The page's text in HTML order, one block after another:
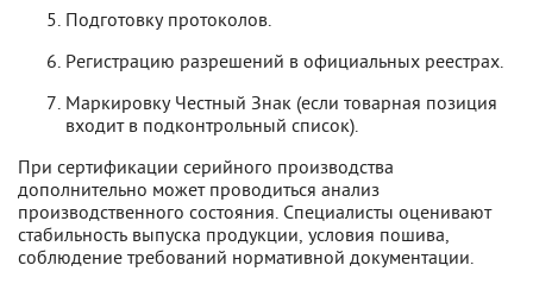
Подготовку протоколов.
Регистрацию разрешений в официальных реестрах.
Маркировку Честный Знак (если товарная позиция
входит в подконтрольный список).
При сертификации серийного производства
дополнительно может проводиться анализ
производственного состояния. Специалисты оценивают
стабильность выпуска продукции, условия пошива,
соблюдение требований нормативной документации.